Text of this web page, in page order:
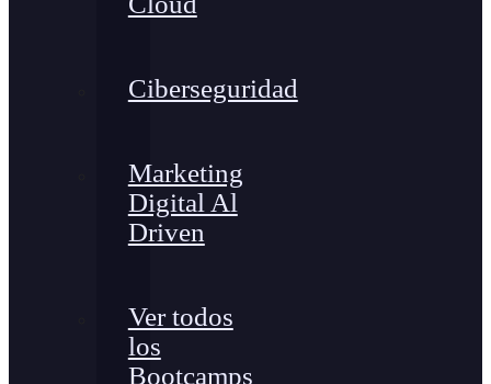
Ciberseguridad
Marketing
Digital Al
Driven
Ver todos
los
Bootcamps